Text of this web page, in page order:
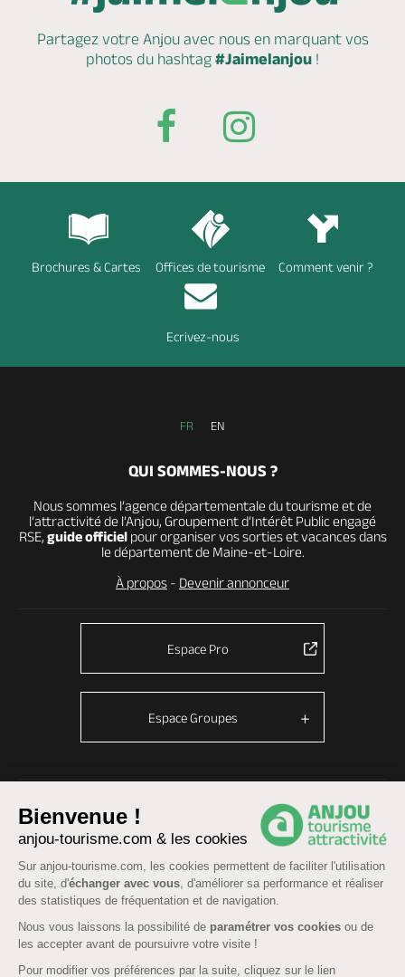
Bienvenue !
anjou-tourisme.com & les cookies
Sur anjou-tourisme.com, les cookies permettent de faciliter l'utilisation
du site, d'échanger avec vous, d'améliorer sa performance et réaliser
des statistiques de fréquentation et de navigation.
Nous vous laissons la possibilité de paramétrer vos cookies ou de
les accepter avant de poursuivre votre visite !
Pour modifier vos préférences par la suite, cliquez sur le lien
Partagez votre Anjou avec nous en marquantvos
photos du hashtag #Jaimelanjou !
Brochures & Cartes Offices de tourisme Comment venir ?
Ecrivez-nous
FR EN
QUI SOMMES-NOUS ?
Nous sommes l’agence départementale du tourisme et de
l’attractivité de l’Anjou, Groupement d’Intérêt Public engagé
RSE, guide officielpour organiser vos sorties et vacances dans
le département de Maine-et-Loire.
À propos - Devenir annonceur
Espace Pro
Espace Groupes
Données personnelles -Cookies